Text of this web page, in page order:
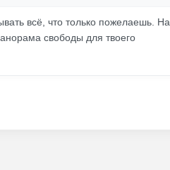
всё, что только пожелаешь. На
свободы для твоего